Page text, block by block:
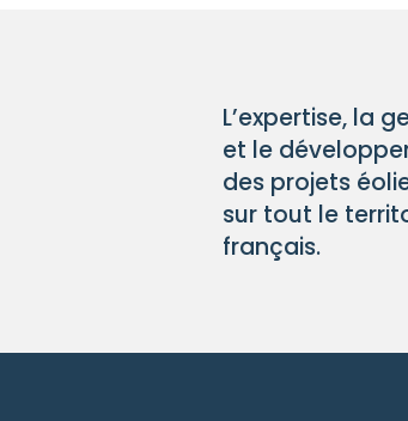
L’expertise, la
et le
des projets
sur tout le
français.